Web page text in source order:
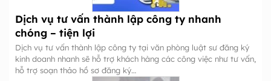
Dịch vụ tư vấn thành lập công ty nhanh
chóng – tiện lợi
Dịch vụ tư vấn thành lập công ty tại văn phòng luật sư đăng ký
kinh doanh nhanh sẽ hỗ trợ khách hàng các công việc như tư vấn,
hỗ trợ soạn thảo hồ sơ đăng ký…